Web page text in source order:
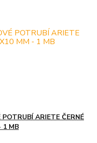
POTRUBÍ ARIETE ČERNÉ
1 MB